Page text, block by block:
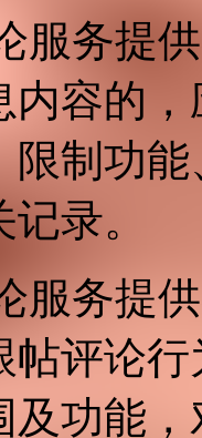
服务提
内容的
限制功
录。
服务提
帖评论
及功能